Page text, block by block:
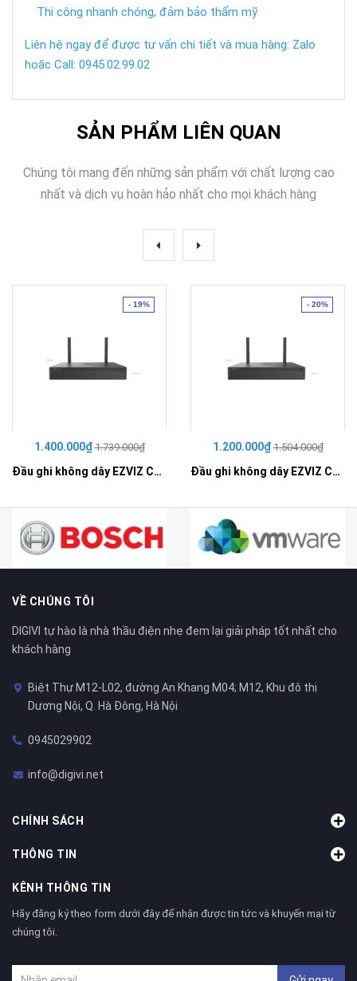
Thi công nhanh chóng, đảm bảo thẩm mỹ
Liên hệ ngay để được tư vấn chi tiết và mua hàng: Zalo
hoặc Call: 0945.02.99.02
SẢN PHẨM LIÊN QUAN
Chúng tôi mang đến những sản phẩm với chất lượng cao
nhất và dịch vụ hoàn hảo nhất cho mọi khách hàng
- 19%
1.400.000₫1.739.000₫
Đầu ghi không dây EZVIZ CS-X5S-R100-8W
- 20%
1.200.000₫1.504.000₫
Đầu ghi không dây EZVIZ CS-X5S-R100-4W
VỀ CHÚNG TÔI
DIGIVI tự hào là nhà thầu điện nhẹ đem lại giải pháp tốt nhất cho
khách hàng
Biệt Thự M12-L02, đường An Khang M04; M12, Khu đô thị
Dương Nội, Q. Hà Đông, Hà Nội
0945029902
info@digivi.net
CHÍNH SÁCH
THÔNG TIN
KÊNH THÔNG TIN
Hãy đăng ký theo form dưới đây để nhận được tin tức và khuyến mại từ
chúng tôi.